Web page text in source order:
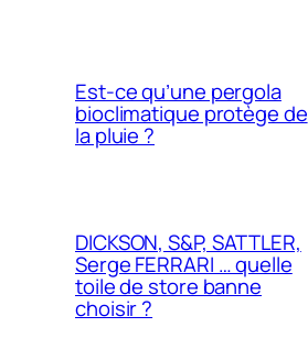
Est-ce qu’une pergola
bioclimatique protège de
la pluie ?
DICKSON, S&P, SATTLER,
Serge FERRARI … quelle
toile de store banne
choisir ?